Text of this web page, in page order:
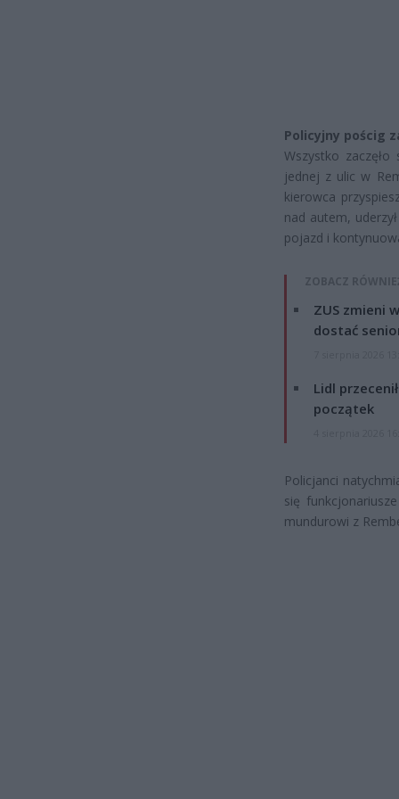
Policyjny pościg
Wszystko
jednej z ulic w
kierowca
nad autem,
pojazd i
ZOBACZ
ZUS zmieni
dostać
Lidl
początek
Policjanci
się
mundurowi z